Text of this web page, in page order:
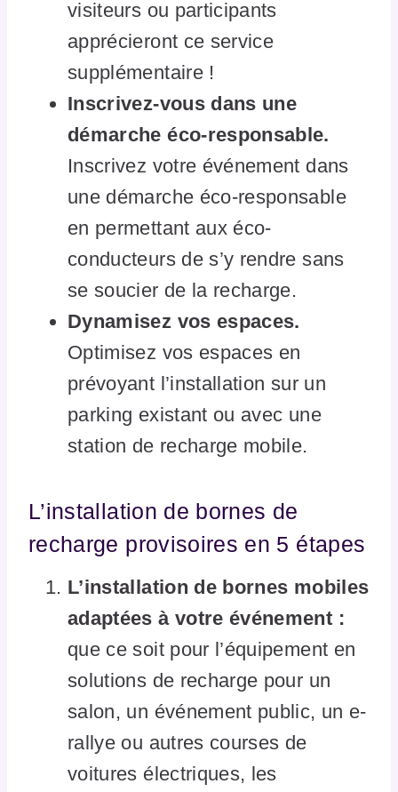
visiteurs ou participants
apprécieront ce service
supplémentaire !
Inscrivez-vous dans une
démarche éco-responsable.
Inscrivez votre événement dans
une démarche éco-responsable
en permettant aux éco-
conducteurs de s’y rendre sans
se soucier de la recharge.
Dynamisez vos espaces.
Optimisez vos espaces en
prévoyant l’installation sur un
parking existant ou avec une
station de recharge mobile.
L’installation de bornes de
recharge provisoires en 5 étapes
L’installation de bornes mobiles
adaptées à votre événement :
que ce soit pour l’équipement en
solutions de recharge pour un
salon, un événement public, un e-
rallye ou autres courses de
voitures électriques, les